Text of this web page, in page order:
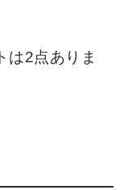
は2点ありま